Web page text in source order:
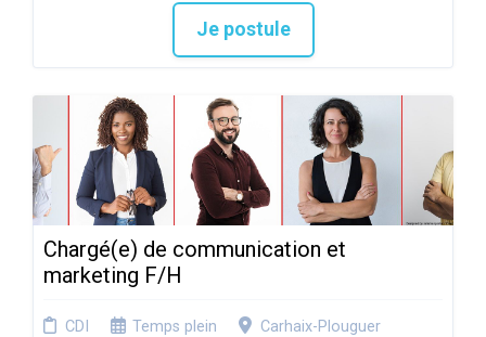
Je postule
Chargé(e) de communication et
marketing F/H
CDI Temps plein
Carhaix-Plouguer